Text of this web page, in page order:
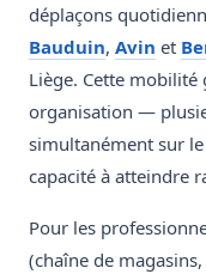
déplaçons
Bauduin, Avin et
Liège. Cette
organisation —
simultanément sur
capacité à atteindre
Pour les
(chaîne de